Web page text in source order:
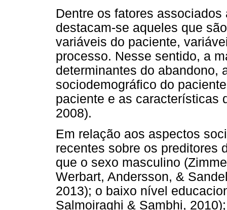
Dentre os fatores
destacam-se aqueles que
variáveis do paciente,
processo. Nesse sentido, a
determinantes do abandono,
sociodemográfico do
paciente e as características
2008).
Em relação aos aspectos
recentes sobre os preditores
que o sexo masculino
Werbart, Andersson, &
2013); o baixo nível
Salmoiraghi & Sambhi,